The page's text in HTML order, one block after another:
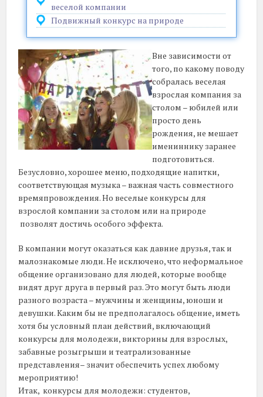
веселой компании
Подвижный конкурс на природе
Вне зависимости от
того, по какому поводу
собралась веселая
взрослая компания за
столом – юбилей или
просто день
рождения, не мешает
имениннику заранее
подготовиться.
Безусловно, хорошее меню, подходящие напитки,
соответствующая музыка – важная часть совместного
времяпровождения. Но веселые конкурсы для
взрослой компании за столом или на природе
позволят достичь особого эффекта.
В компании могут оказаться как давние друзья, так и
малознакомые люди. Не исключено, что неформальное
общение организовано для людей, которые вообще
видят друг друга в первый раз. Это могут быть люди
разного возраста – мужчины и женщины, юноши и
девушки. Каким бы не предполагалось общение, иметь
хотя бы условный план действий, включающий
конкурсы для молодежи, викторины для взрослых,
забавные розыгрыши и театрализованные
представления– значит обеспечить успех любому
мероприятию!
Итак, конкурсы для молодежи: студентов,